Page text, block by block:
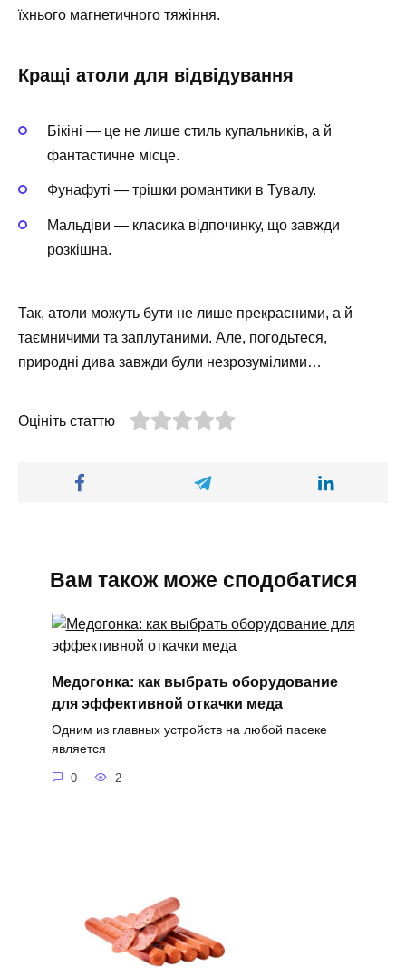
їхнього магнетичного тяжіння.
Кращі атоли для відвідування
Бікіні — це не лише стиль купальників, а й
фантастичне місце.
Фунафуті — трішки романтики в Тувалу.
Мальдіви — класика відпочинку, що завжди
розкішна.
Так, атоли можуть бути не лише прекрасними, а й
таємничими та заплутаними. Але, погодьтеся,
природні дива завжди були незрозумілими…
Оцініть статтю
Вам також може сподобатися
Медогонка: как выбрать оборудование
для эффективной откачки меда
Одним из главных устройств на любой пасеке
является
0 2